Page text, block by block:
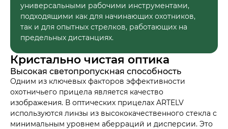
универсальными рабочими инструментами,
подходящими как для начинающих охотников,
так и для опытных стрелков, работающих на
предельных дистанциях.
Кристально чистая оптика
Высокая светопропускная способность
Одним из ключевых факторов эффективности
охотничьего прицела является качество
изображения. В оптических прицелах ARTELV
используются линзы из высококачественного стекла с
минимальным уровнем аберраций и дисперсии. Это